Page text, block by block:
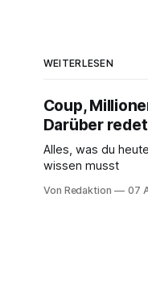
WEITERLESEN
Coup,
Darüber
Alles, was du
wissen musst
Von Redaktion 07